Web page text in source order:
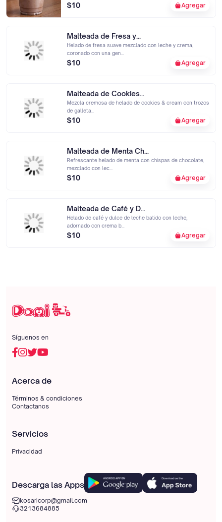
$10 Agregar
Malteada de Fresa y...
Helado de fresa suave mezclado con leche y crema,
coronado con una gen...
$10 Agregar
Malteada de Cookies...
Mezcla cremosa de helado de cookies & cream con trozos
de galleta...
$10 Agregar
Malteada de Menta Ch...
Refrescante helado de menta con chispas de chocolate,
mezclado con lec...
$10 Agregar
Malteada de Café y D...
Helado de café y dulce de leche batido con leche,
adornado con crema b...
$10 Agregar
Síguenos en
Acerca de
Términos & condiciones
Contactanos
Servicios
Privacidad
Descarga las Apps
kosaricorp@gmail.com
3213684885